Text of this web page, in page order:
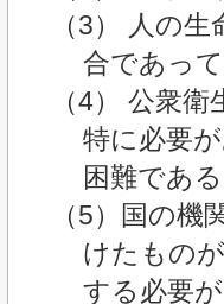
（3） 人の
合であっ
（4） 公衆
特に必要
困難であ
（5）国の
けたもの
する必要